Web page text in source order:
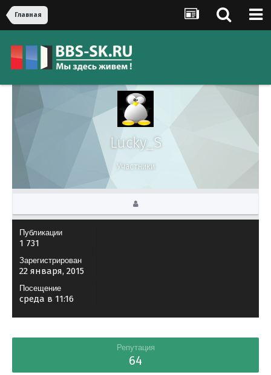
Главная
Lucky_S
Участники
Публикации
1 731
Зарегистрирован
22 января, 2015
Посещение
среда в 11:16
Репутация
64